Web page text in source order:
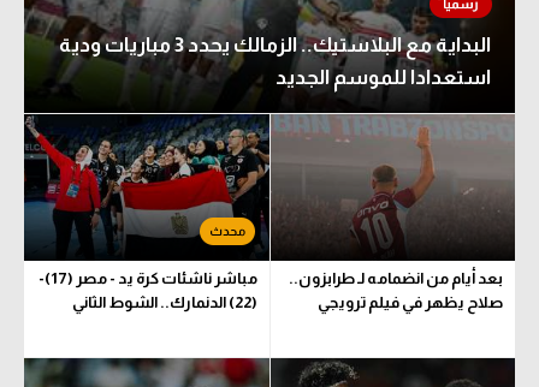
البداية مع البلاستيك.. الزمالك يحدد 3 مباريات ودية
استعدادا للموسم الجديد
بعد أيام من انضمامه لـ طرابزون..
صلاح يظهر في فيلم ترويجي
مباشر ناشئات كرة يد - مصر (17)-
(22) الدنمارك.. الشوط الثاني